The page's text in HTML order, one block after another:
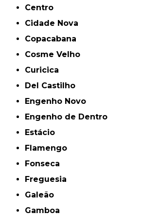
Centro
Cidade Nova
Copacabana
Cosme Velho
Curicica
Del Castilho
Engenho Novo
Engenho de Dentro
Estácio
Flamengo
Fonseca
Freguesia
Galeão
Gamboa